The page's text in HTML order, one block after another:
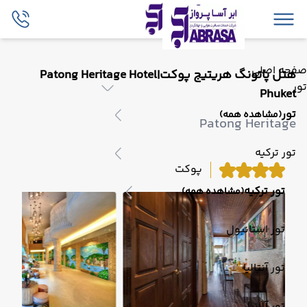
صفحه اصلی
تور
تور(مشاهده همه)
تور ترکیه
تور ترکیه(مشاهده همه)
تور استانبول
تور آنتالیا
هتل پاتونگ هریتیج پوکت|Patong Heritage Hotel
Phuket
Patong Heritage
پوکت